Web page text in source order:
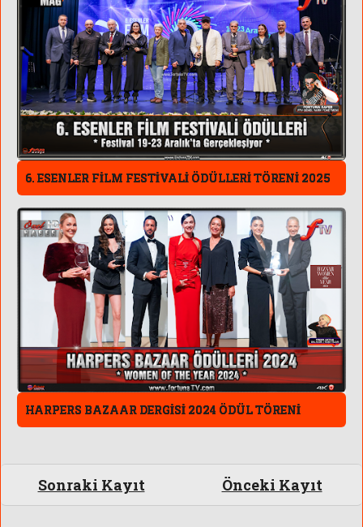
6. ESENLER FİLM FESTİVALİ ÖDÜLLERİ TÖRENİ 2025
HARPERS BAZAAR DERGİSİ 2024 ÖDÜL TÖRENİ
Sonraki Kayıt Önceki Kayıt